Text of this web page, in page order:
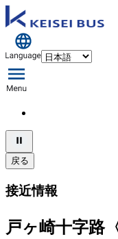
戻る
接近情報
戸ヶ崎十字路